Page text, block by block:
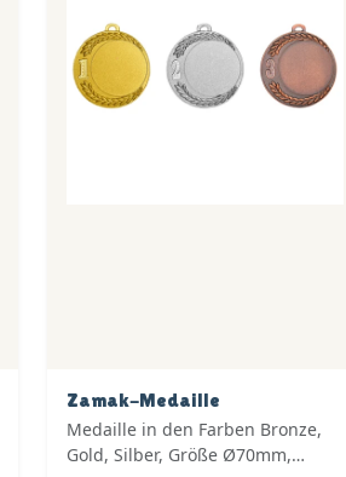
Zamak-Medaille
Medaille in den Farben Bronze,
Gold, Silber, Größe Ø70mm,